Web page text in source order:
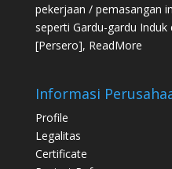
pekerjaan / pemasangan
seperti Gardu-gardu Induk
[Persero], ReadMore
Informasi
Profile
Legalitas
Certificate